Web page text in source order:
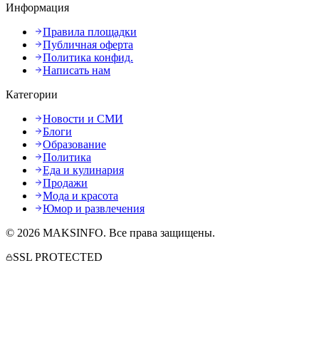
Информация
Правила площадки
Публичная оферта
Политика конфид.
Написать нам
Категории
Новости и СМИ
Блоги
Образование
Политика
Еда и кулинария
Продажи
Мода и красота
Юмор и развлечения
© 2026 MAKSINFO. Все права защищены.
SSL PROTECTED